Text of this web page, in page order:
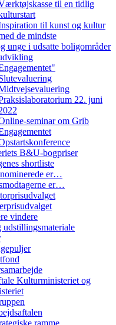
til en tidlig
til kunst og kultur
de mindste
unge i udsatte boligområder
22. juni
seminar om Grib
B&U-bogpriser
shortliste
er…
er…
vindere
udstillingsmateriale
Kulturministeriet og
ramme